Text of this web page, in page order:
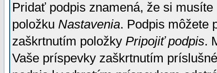
Pridať podpis znamená, že si
položku Nastavenia. Podpis môžete
zaškrtnutím položky Pripojiť podpis.
Vaše príspevky zaškrtnutím